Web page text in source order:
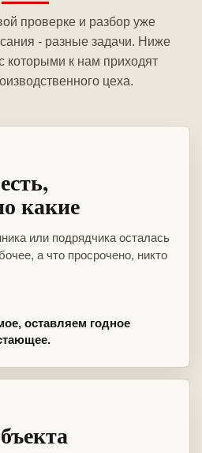
проверке и разбор уже
- разные задачи. Ниже
которыми к нам приходят
цеха.
какие
или подрядчика осталась
а что просрочено, никто
оставляем годное